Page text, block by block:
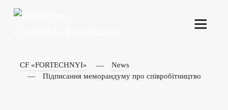
CF «FORTECHNYI»
News
Підписання меморандуму про співробітництво